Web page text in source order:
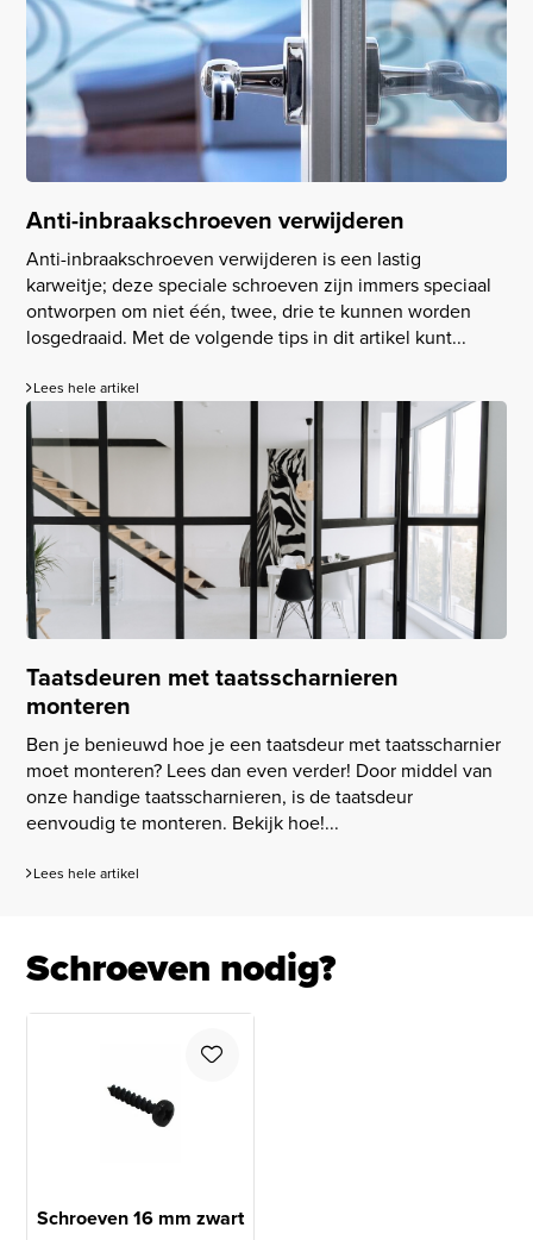
Anti-inbraakschroeven verwijderen
Anti-inbraakschroeven verwijderen is een lastig
karweitje; deze speciale schroeven zijn immers speciaal
ontworpen om niet één, twee, drie te kunnen worden
losgedraaid. Met de volgende tips in dit artikel kunt...
Lees hele artikel
Taatsdeuren met taatsscharnieren
monteren
Ben je benieuwd hoe je een taatsdeur met taatsscharnier
moet monteren? Lees dan even verder! Door middel van
onze handige taatsscharnieren, is de taatsdeur
eenvoudig te monteren. Bekijk hoe!...
Lees hele artikel
Schroeven nodig?
Schroeven 16 mm zwart